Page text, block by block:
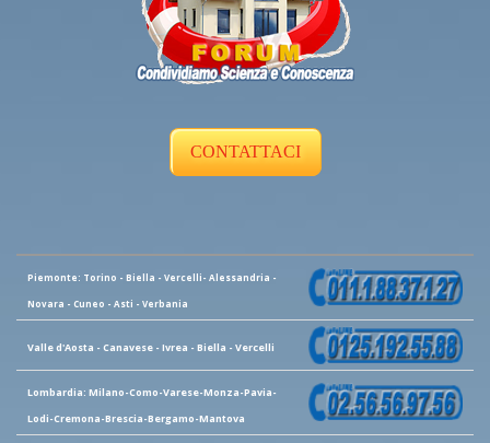
CONTATTACI
Piemonte: Torino - Biella - Vercelli- Alessandria -
Novara - Cuneo - Asti - Verbania
Valle d'Aosta - Canavese - Ivrea - Biella - Vercelli
Lombardia: Milano-Como-Varese-Monza-Pavia-
Lodi-Cremona-Brescia-Bergamo-Mantova